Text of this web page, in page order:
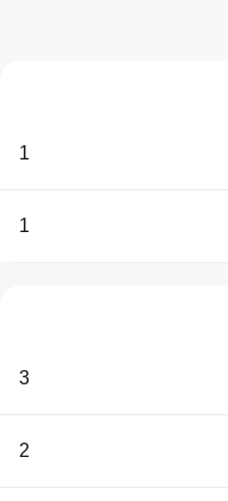
1
1
3
2